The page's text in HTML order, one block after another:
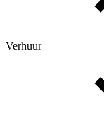
Verhuur